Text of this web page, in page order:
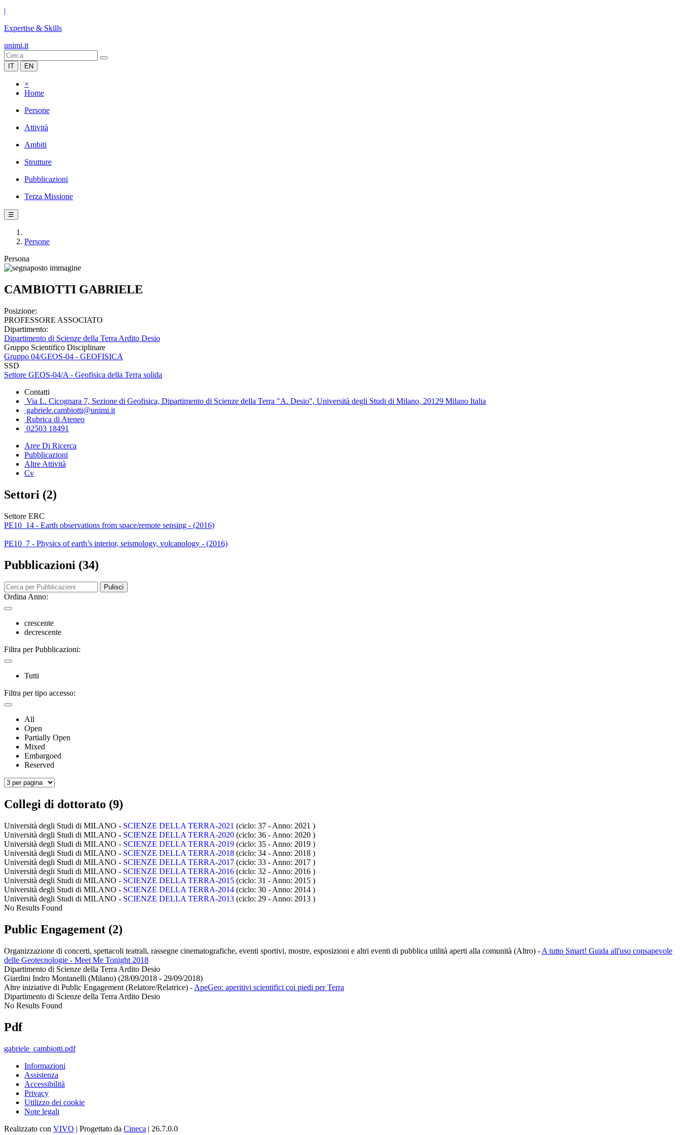
|
Expertise & Skills
unimi.it
IT EN
×
Home
Persone
Attività
Ambiti
Strutture
Pubblicazioni
Terza Missione
☰
Persone
Persona
CAMBIOTTI GABRIELE
Posizione:
PROFESSORE ASSOCIATO
Dipartimento:
Dipartimento di Scienze della Terra Ardito Desio
Gruppo Scientifico Disciplinare
Gruppo 04/GEOS-04 - GEOFISICA
SSD
Settore GEOS-04/A - Geofisica della Terra solida
Contatti
Via L. Cicognara 7, Sezione di Geofisica, Dipartimento di Scienze della Terra "A. Desio", Università degli Studi di Milano, 20129 Milano Italia
gabriele.cambiotti@unimi.it
Rubrica di Ateneo
02503 18491
Aree Di Ricerca
Pubblicazioni
Altre Attività
Cv
Settori (2)
Settore ERC
PE10_14 - Earth observations from space/remote sensing - (2016)
PE10_7 - Physics of earth’s interior, seismology, volcanology - (2016)
Pubblicazioni (34)
Pulisci
Ordina Anno:
crescente
decrescente
Filtra per Pubblicazioni:
Tutti
Filtra per tipo accesso:
All
Open
Partially Open
Mixed
Embargoed
Reserved
Collegi di dottorato (9)
Università degli Studi di MILANO - SCIENZE DELLA TERRA-2021 (ciclo: 37 - Anno: 2021 )
Università degli Studi di MILANO - SCIENZE DELLA TERRA-2020 (ciclo: 36 - Anno: 2020 )
Università degli Studi di MILANO - SCIENZE DELLA TERRA-2019 (ciclo: 35 - Anno: 2019 )
Università degli Studi di MILANO - SCIENZE DELLA TERRA-2018 (ciclo: 34 - Anno: 2018 )
Università degli Studi di MILANO - SCIENZE DELLA TERRA-2017 (ciclo: 33 - Anno: 2017 )
Università degli Studi di MILANO - SCIENZE DELLA TERRA-2016 (ciclo: 32 - Anno: 2016 )
Università degli Studi di MILANO - SCIENZE DELLA TERRA-2015 (ciclo: 31 - Anno: 2015 )
Università degli Studi di MILANO - SCIENZE DELLA TERRA-2014 (ciclo: 30 - Anno: 2014 )
Università degli Studi di MILANO - SCIENZE DELLA TERRA-2013 (ciclo: 29 - Anno: 2013 )
No Results Found
Public Engagement (2)
Organizzazione di concerti, spettacoli teatrali, rassegne cinematografiche, eventi sportivi, mostre, esposizioni e altri eventi di pubblica utilità aperti alla comunità (Altro) - A tutto Smart! Guida all'uso consapevole
delle Geotecnologie - Meet Me Tonight 2018
Dipartimento di Scienze della Terra Ardito Desio
Giardini Indro Montanelli (Milano) (28/09/2018 - 29/09/2018)
Altre iniziative di Public Engagement (Relatore/Relatrice) - ApeGeo: aperitivi scientifici coi piedi per Terra
Dipartimento di Scienze della Terra Ardito Desio
No Results Found
Pdf
gabriele_cambiotti.pdf
Informazioni
Assistenza
Accessibilità
Privacy
Utilizzo dei cookie
Note legali
Realizzato con VIVO | Progettato da Cineca | 26.7.0.0